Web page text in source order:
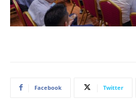
Facebook Twitter